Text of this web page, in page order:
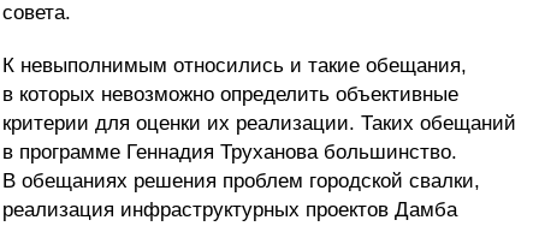
совета.
К невыполнимым относились и такие обещания,
в которых невозможно определить объективные
критерии для оценки их реализации. Таких обещаний
в программе Геннадия Труханова большинство.
В обещаниях решения проблем городской свалки,
реализация инфраструктурных проектов Дамба